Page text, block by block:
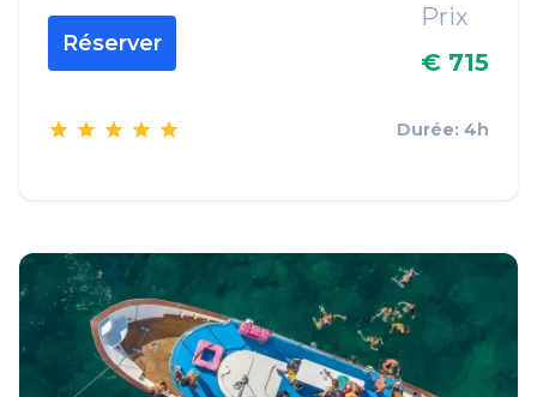
Réserver
Prix
€ 715
Durée: 4h